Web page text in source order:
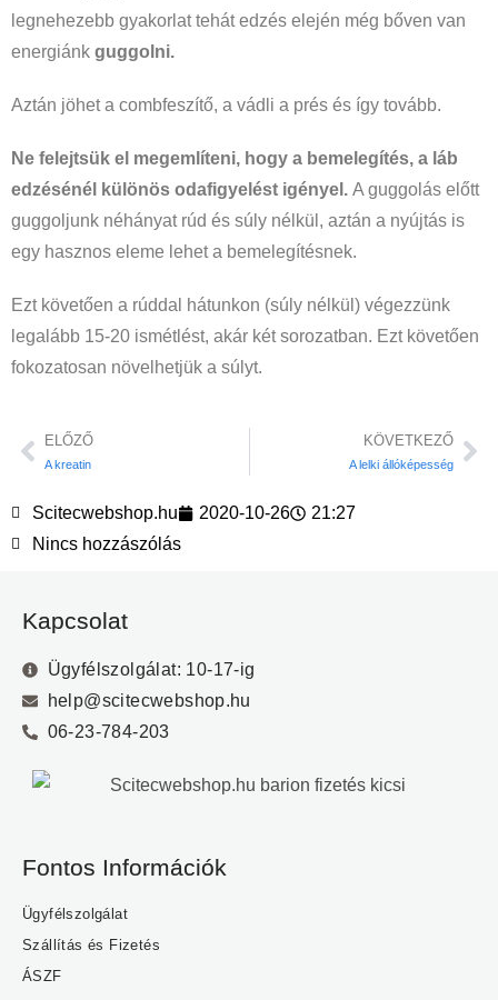
legnehezebb gyakorlat tehát edzés elején még bőven van
energiánk guggolni.
Aztán jöhet a combfeszítő, a vádli a prés és így tovább.
Ne felejtsük el megemlíteni, hogy a bemelegítés, a láb
edzésénél különös odafigyelést igényel. A guggolás előtt
guggoljunk néhányat rúd és súly nélkül, aztán a nyújtás is
egy hasznos eleme lehet a bemelegítésnek.
Ezt követően a rúddal hátunkon (súly nélkül) végezzünk
legalább 15-20 ismétlést, akár két sorozatban. Ezt követően
fokozatosan növelhetjük a súlyt.
ELŐZŐ
A kreatin
KÖVETKEZŐ
A lelki állóképesség
Scitecwebshop.hu 2020-10-26
21:27
Nincs hozzászólás
Kapcsolat
Ügyfélszolgálat: 10-17-ig
help@scitecwebshop.hu
06-23-784-203
Fontos Információk
Ügyfélszolgálat
Szállítás és Fizetés
ÁSZF